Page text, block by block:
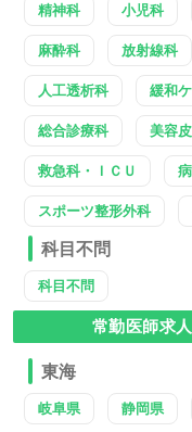
精神科 小児科
麻酔科 放射線科
人工透析科 緩和
総合診療科 美容
救急科・ＩＣＵ
スポーツ整形外科
科目不問
科目不問
常勤医師求
東海
岐阜県 静岡県